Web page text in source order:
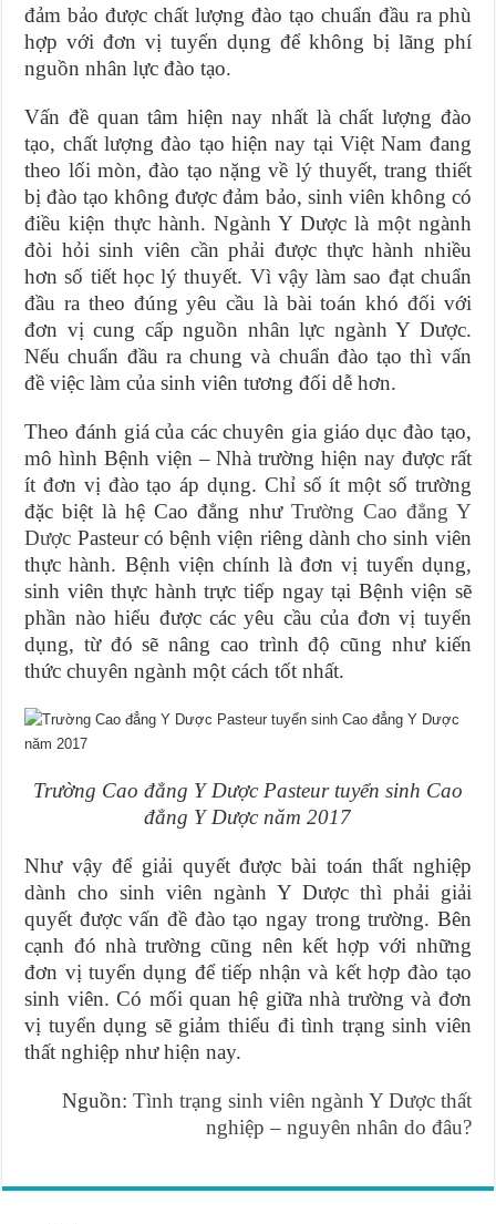
đảm bảo được chất lượng đào tạo chuẩn đầu ra phù
hợp với đơn vị tuyển dụng để không bị lãng phí
nguồn nhân lực đào tạo.
Vấn đề quan tâm hiện nay nhất là chất lượng đào
tạo, chất lượng đào tạo hiện nay tại Việt Nam đang
theo lối mòn, đào tạo nặng về lý thuyết, trang thiết
bị đào tạo không được đảm bảo, sinh viên không có
điều kiện thực hành. Ngành Y Dược là một ngành
đòi hỏi sinh viên cần phải được thực hành nhiều
hơn số tiết học lý thuyết. Vì vậy làm sao đạt chuẩn
đầu ra theo đúng yêu cầu là bài toán khó đối với
đơn vị cung cấp nguồn nhân lực ngành Y Dược.
Nếu chuẩn đầu ra chung và chuẩn đào tạo thì vấn
đề việc làm của sinh viên tương đối dễ hơn.
Theo đánh giá của các chuyên gia giáo dục đào tạo,
mô hình Bệnh viện – Nhà trường hiện nay được rất
ít đơn vị đào tạo áp dụng. Chỉ số ít một số trường
đặc biệt là hệ Cao đẳng như Trường Cao đẳng Y
Dược Pasteur có bệnh viện riêng dành cho sinh viên
thực hành. Bệnh viện chính là đơn vị tuyển dụng,
sinh viên thực hành trực tiếp ngay tại Bệnh viện sẽ
phần nào hiểu được các yêu cầu của đơn vị tuyển
dụng, từ đó sẽ nâng cao trình độ cũng như kiến
thức chuyên ngành một cách tốt nhất.
Trường Cao đẳng Y Dược Pasteur tuyển sinh Cao
đẳng Y Dược năm 2017
Như vậy để giải quyết được bài toán thất nghiệp
dành cho sinh viên ngành Y Dược thì phải giải
quyết được vấn đề đào tạo ngay trong trường. Bên
cạnh đó nhà trường cũng nên kết hợp với những
đơn vị tuyển dụng để tiếp nhận và kết hợp đào tạo
sinh viên. Có mối quan hệ giữa nhà trường và đơn
vị tuyển dụng sẽ giảm thiểu đi tình trạng sinh viên
thất nghiệp như hiện nay.
Nguồn: Tình trạng sinh viên ngành Y Dược thất
nghiệp – nguyên nhân do đâu?